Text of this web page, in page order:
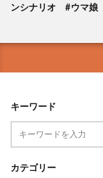
ンシナリオ #ウマ娘
キーワード
カテゴリー